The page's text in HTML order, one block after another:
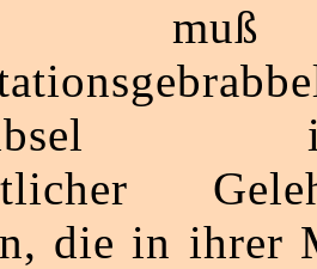
muß
die in ihrer